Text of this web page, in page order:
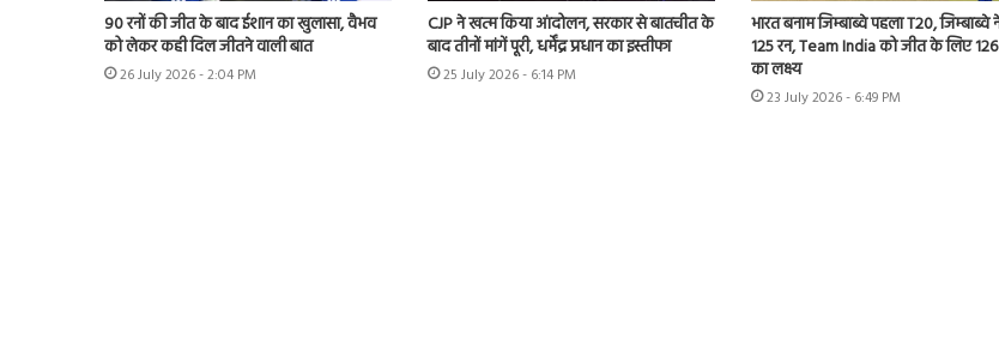
90 रनों की जीत के बाद ईशान का खुलासा, वैभव
को लेकर कही दिल जीतने वाली बात
26 July 2026 - 2:04 PM
CJP ने खत्म किया आंदोलन, सरकार से बातचीत के
बाद तीनों मांगें पूरी, धर्मेंद्र प्रधान का इस्तीफा
25 July 2026 - 6:14 PM
भारत बनाम जिम्बाब्वे पहला T20, जिम्बाब्वे
125 रन, Team India को जीत के लिए 126
का लक्ष्य
23 July 2026 - 6:49 PM